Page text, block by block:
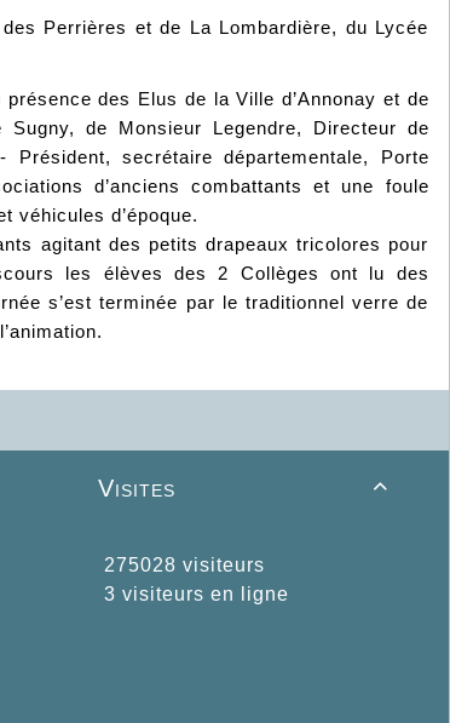
Perrières et de La Lombardière, du Lycée
des Elus de la Ville d’Annonay et de
de Monsieur Legendre, Directeur de
Président, secrétaire départementale, Porte
d’anciens combattants et une foule
véhicules d’époque.
agitant des petits drapeaux tricolores pour
les élèves des 2 Collèges ont lu des
s’est terminée par le traditionnel verre de

Visites
275028 visiteurs
3 visiteurs en ligne